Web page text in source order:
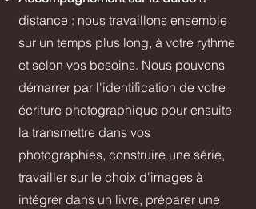
distance : nous travaillons ensemble
sur un temps plus long, à votre rythme
et selon vos besoins. Nous pouvons
démarrer par l'identification de votre
écriture photographique pour ensuite
la transmettre dans vos
photographies, construire une série,
travailler sur le choix d'images à
intégrer dans un livre, préparer une